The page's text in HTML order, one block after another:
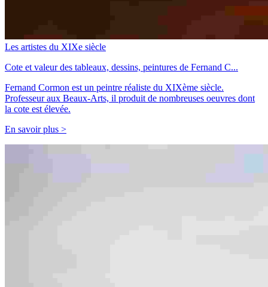
Les artistes du XIXe siècle
Cote et valeur des tableaux, dessins, peintures de Fernand C...
Fernand Cormon est un peintre réaliste du XIXème siècle.
Professeur aux Beaux-Arts, il produit de nombreuses oeuvres dont
la cote est élevée.
En savoir plus >